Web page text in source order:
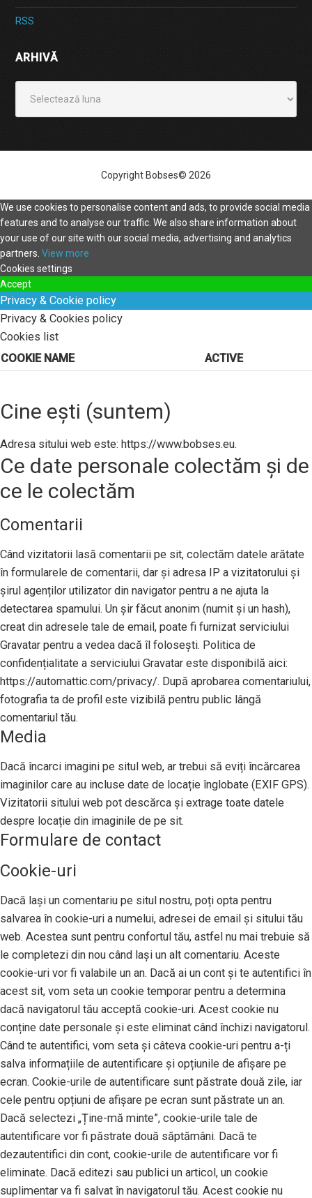
RSS
ARHIVĂ
Copyright Bobses© 2026
We use cookies to personalise content and ads, to provide social media
features and to analyse our traffic. We also share information about
your use of our site with our social media, advertising and analytics
partners. View more
Cookies settings
Accept
Privacy & Cookie policy
Privacy & Cookies policy
Cookies list
COOKIE NAME
ACTIVE
Cine ești (suntem)
Adresa sitului web este: https://www.bobses.eu.
Ce date personale colectăm și de
ce le colectăm
Comentarii
Când vizitatorii lasă comentarii pe sit, colectăm datele arătate
în formularele de comentarii, dar și adresa IP a vizitatorului și
șirul agenților utilizator din navigator pentru a ne ajuta la
detectarea spamului. Un șir făcut anonim (numit și un hash),
creat din adresele tale de email, poate fi furnizat serviciului
Gravatar pentru a vedea dacă îl folosești. Politica de
confidențialitate a serviciului Gravatar este disponibilă aici:
https://automattic.com/privacy/. După aprobarea comentariului,
fotografia ta de profil este vizibilă pentru public lângă
comentariul tău.
Media
Dacă încarci imagini pe situl web, ar trebui să eviți încărcarea
imaginilor care au incluse date de locație înglobate (EXIF GPS).
Vizitatorii sitului web pot descărca și extrage toate datele
despre locație din imaginile de pe sit.
Formulare de contact
Cookie-uri
Dacă lași un comentariu pe situl nostru, poți opta pentru
salvarea în cookie-uri a numelui, adresei de email și sitului tău
web. Acestea sunt pentru confortul tău, astfel nu mai trebuie să
le completezi din nou când lași un alt comentariu. Aceste
cookie-uri vor fi valabile un an. Dacă ai un cont și te autentifici în
acest sit, vom seta un cookie temporar pentru a determina
dacă navigatorul tău acceptă cookie-uri. Acest cookie nu
conține date personale și este eliminat când închizi navigatorul.
Când te autentifici, vom seta și câteva cookie-uri pentru a-ți
salva informațiile de autentificare și opțiunile de afișare pe
ecran. Cookie-urile de autentificare sunt păstrate două zile, iar
cele pentru opțiuni de afișare pe ecran sunt păstrate un an.
Dacă selectezi „Ține-mă minte”, cookie-urile tale de
autentificare vor fi păstrate două săptămâni. Dacă te
dezautentifici din cont, cookie-urile de autentificare vor fi
eliminate. Dacă editezi sau publici un articol, un cookie
suplimentar va fi salvat în navigatorul tău. Acest cookie nu